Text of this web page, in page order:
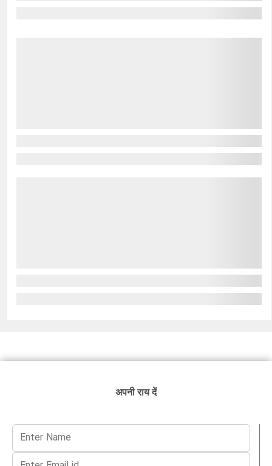
अपनी राय दें